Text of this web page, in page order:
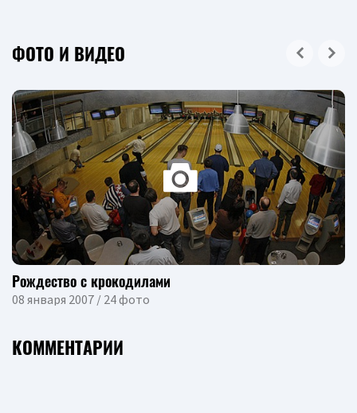
ФОТО И ВИДЕО
Рождество с крокодилами
08 января 2007 / 24 фото
КОММЕНТАРИИ